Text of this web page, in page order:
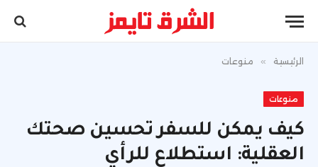
الرئيسية » منوعات
منوعات
كيف يمكن للسفر تحسين صحتك
العقلية: استطلاع للرأي